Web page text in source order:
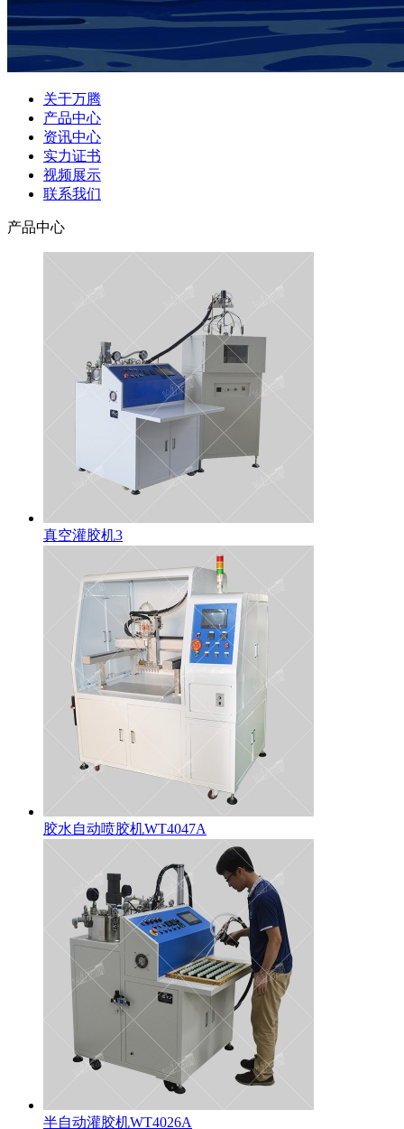
关于万腾
产品中心
资讯中心
实力证书
视频展示
联系我们
产品中心
真空灌胶机3
胶水自动喷胶机WT4047A
半自动灌胶机WT4026A